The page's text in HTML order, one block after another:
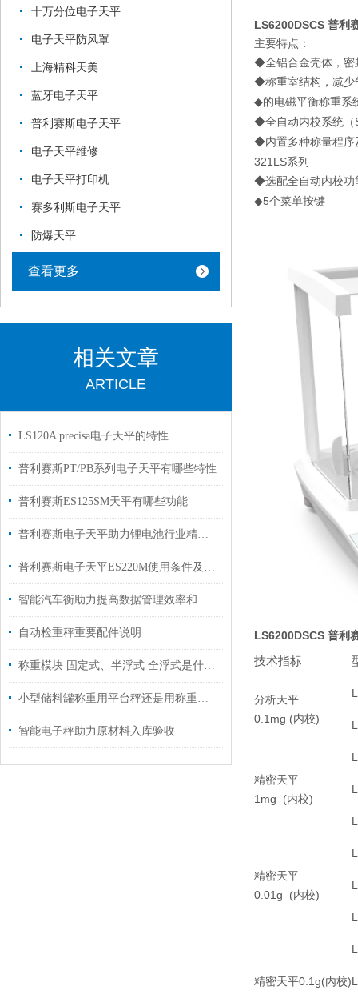
十万分位电子天平
电子天平防风罩
上海精科天美
蓝牙电子天平
普利赛斯电子天平
电子天平维修
电子天平打印机
赛多利斯电子天平
防爆天平
查看更多
相关文章
ARTICLE
LS120A precisa电子天平的特性
普利赛斯PT/PB系列电子天平有哪些特性
普利赛斯ES125SM天平有哪些功能
普利赛斯电子天平助力锂电池行业精准称重
普利赛斯电子天平ES220M使用条件及校准
智能汽车衡助力提高数据管理效率和监控能力
自动检重秤重要配件说明
称重模块 固定式、半浮式 全浮式是什么意思
小型储料罐称重用平台秤还是用称重模块
智能电子秤助力原材料入库验收
LS6200DSCS 普利
主要特点：
◆全铝合金壳体，密
◆称重室结构，减少
◆的电磁平衡称重系
◆全自动内校系统（
◆内置多种称量程序
321LS系列
◆选配全自动内校功
◆5个菜单按键
LS6200DSCS 普利
技术指标
分析天平
0.1mg (内校)
精密天平
1mg (内校)
精密天平
0.01g (内校)
精密天平0.1g(内校)